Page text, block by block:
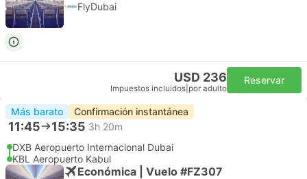
FlyDubai
USD 236
Impuestos incluidos por adulto
Reservar
Más barato Confirmación instantánea
11:45 15:35 3h 20m
DXB Aeropuerto Internacional Dubai
KBL Aeropuerto Kabul
Económica | Vuelo #FZ307